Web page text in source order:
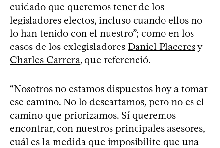
cuidado que queremos tener de los
legisladores electos, incluso cuando ellos no
lo han tenido con el nuestro”; como en los
casos de los exlegisladores Daniel Placeresy
Charles Carrera, que referenció.
“Nosotros no estamos dispuestos hoy a tomar
ese camino. No lo descartamos, pero no es el
camino que priorizamos. Sí queremos
encontrar, con nuestros principales asesores,
cuál es la medida que imposibilite que una